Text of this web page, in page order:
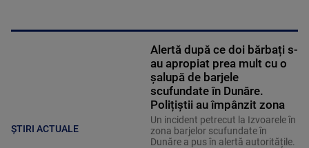
ȘTIRI ACTUALE
Alertă după ce doi bărbați s-
au apropiat prea mult cu o
șalupă de barjele
scufundate în Dunăre.
Polițiștii au împânzit zona
Un incident petrecut la Izvoarele în
zona barjelor scufundate în
Dunăre a pus în alertă autoritățile.